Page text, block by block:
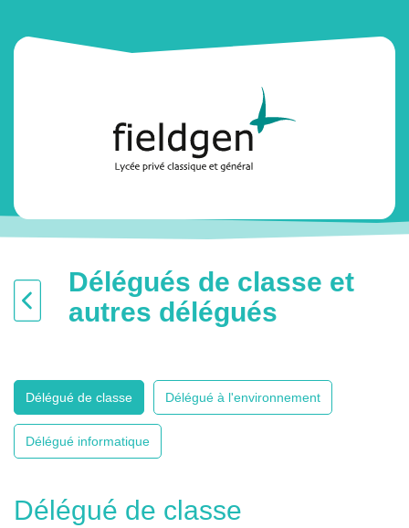
Délégués de classe et
autres délégués
Délégué de classe Délégué à l'environnement
Délégué informatique
Délégué de classe